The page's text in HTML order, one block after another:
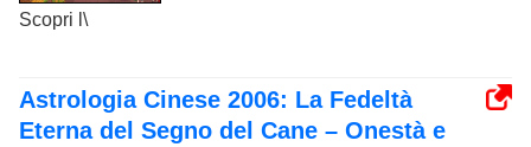
Scopri l\
Astrologia Cinese 2006: La Fedeltà
Eterna del Segno del Cane – Onestà e